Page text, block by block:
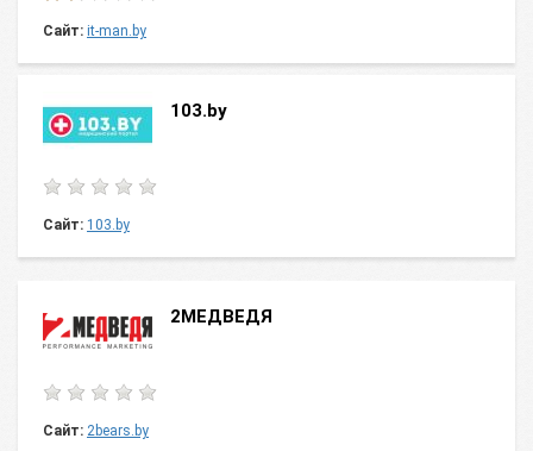
Сайт: it-man.by
103.by
Сайт: 103.by
2МЕДВЕДЯ
Сайт: 2bears.by